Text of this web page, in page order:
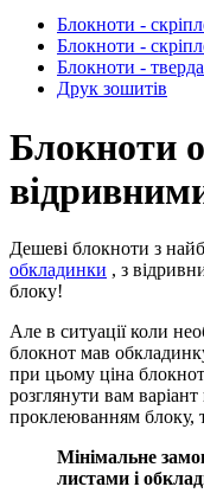
Блокноти -
Блокноти -
Блокноти -
Друк зошитів
Блокноти
Дешеві блокноти з
обкладинки , з
блоку!
Але в ситуації коли
блокнот мав
при цьому ціна
розглянути вам
проклеюванням блоку,
Мінімальне
листами і